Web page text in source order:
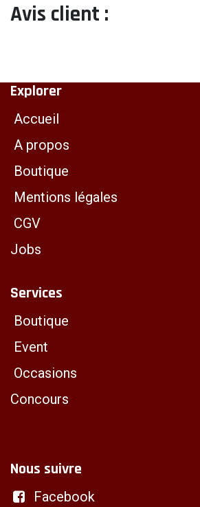
Avis client :
Explorer
Accueil
A propos
Boutique
Mentions légales
CGV
Jobs
Services
Boutique
Event
Occasions
Concours
Nous suivre
Facebook